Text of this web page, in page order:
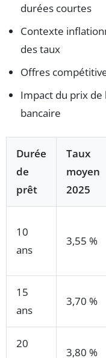
durées courtes
Contexte
des taux
Offres
Impact du prix
bancaire
Durée
de
prêt
Taux
moyen
2025
10
ans
3,55 %
15
ans
3,70 %
20
3,80 %